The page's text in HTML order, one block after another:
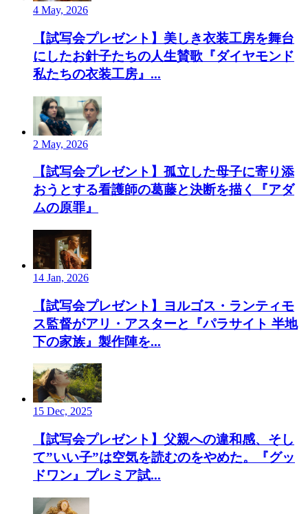
4 May, 2026
【試写会プレゼント】美しき衣装工房を舞台
にしたお針子たちの人生賛歌『ダイヤモンド
私たちの衣装工房』...
2 May, 2026
【試写会プレゼント】孤立した母子に寄り添
おうとする看護師の葛藤と決断を描く『アダ
ムの原罪』
14 Jan, 2026
【試写会プレゼント】ヨルゴス・ランティモ
ス監督がアリ・アスターと『パラサイト 半地
下の家族』製作陣を...
15 Dec, 2025
【試写会プレゼント】父親への違和感、そし
て”いい子”は空気を読むのをやめた。『グッ
ドワン』プレミア試...